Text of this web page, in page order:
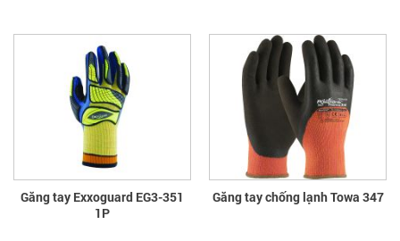
Găng tay Exxoguard EG3-351
1P
Găng tay chống lạnh Towa 347